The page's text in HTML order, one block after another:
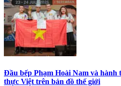
Đầu bếp Phạm Hoài Nam và
thực Việt trên bản đồ thế giới